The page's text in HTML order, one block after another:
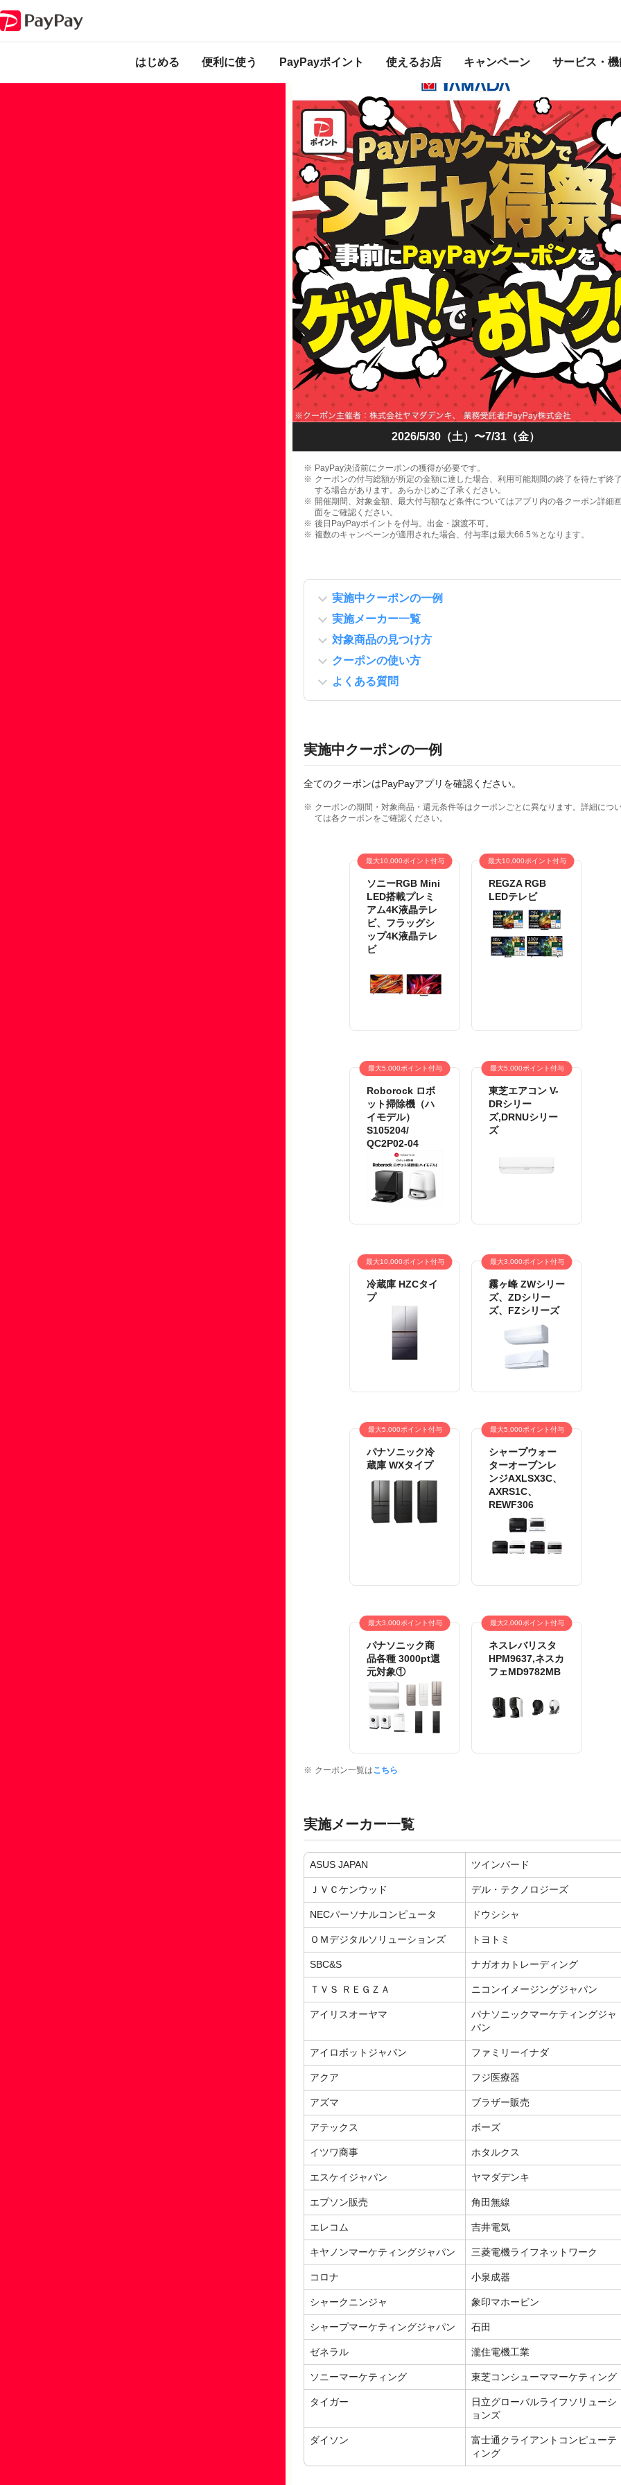
はじめる 便利に使う PayPayポイント 使えるお店 キャンペーン サービス・
のになります。開催中のキャンペーン一覧はこちら。
2026/5/30（土）〜7/31（金）
PayPay決済前にクーポンの獲得が必要です。
クーポンの付与総額が所定の金額に達した場合、利用可能期間の終了を待たず終
する場合があります。あらかじめご了承ください。
開催期間、対象金額、最大付与額など条件についてはアプリ内の各クーポン詳細
面をご確認ください。
後日PayPayポイントを付与。出金・譲渡不可。
複数のキャンペーンが適用された場合、付与率は最大66.5％となります。
実施中クーポンの一例
実施メーカー一覧
対象商品の見つけ方
クーポンの使い方
よくある質問
実施中クーポンの一例
全てのクーポンはPayPayアプリを確認ください。
クーポンの期間・対象商品・還元条件等はクーポンごとに異なります。詳細につ
ては各クーポンをご確認ください。
最大10,000ポイント付与
ソニーRGB Mini
LED搭載プレミ
アム4K液晶テレ
ビ、フラッグシ
ップ4K液晶テレ
ビ
最大10,000ポイント付与
REGZA RGB
LEDテレビ
最大5,000ポイント付与
Roborock ロボ
ット掃除機（ハ
イモデル）
S105204/
QC2P02-04
最大5,000ポイント付与
東芝エアコン V-
DRシリー
ズ,DRNUシリー
ズ
最大10,000ポイント付与
冷蔵庫 HZCタイ
プ
最大3,000ポイント付与
霧ヶ峰 ZWシリー
ズ、ZDシリー
ズ、FZシリーズ
最大5,000ポイント付与
パナソニック冷
蔵庫 WXタイプ
最大5,000ポイント付与
シャープウォー
ターオーブンレ
ンジAXLSX3C、
AXRS1C、
REWF306
最大3,000ポイント付与
パナソニック商
品各種 3000pt還
元対象①
最大2,000ポイント付与
ネスレバリスタ
HPM9637,ネスカ
フェMD9782MB
クーポン一覧はこちら
実施メーカー一覧
ASUS JAPAN ツインバード
ＪＶＣケンウッド デル・テクノロジーズ
NECパーソナルコンピュータ ドウシシャ
ＯＭデジタルソリューションズ トヨトミ
SBC&S ナガオカトレーディング
ＴＶＳ ＲＥＧＺＡ ニコンイメージングジャパン
アイリスオーヤマ
パナソニックマーケティングジャ
パン
アイロボットジャパン ファミリーイナダ
アクア フジ医療器
アズマ ブラザー販売
アテックス ボーズ
イツワ商事 ホタルクス
エスケイジャパン ヤマダデンキ
エプソン販売 角田無線
エレコム 吉井電気
キヤノンマーケティングジャパン 三菱電機ライフネットワーク
コロナ 小泉成器
シャークニンジャ 象印マホービン
シャープマーケティングジャパン 石田
ゼネラル 瀧住電機工業
ソニーマーケティング 東芝コンシューママーケティング
タイガー
日立グローバルライフソリューシ
ョンズ
ダイソン
富士通クライアントコンピューテ
ィング